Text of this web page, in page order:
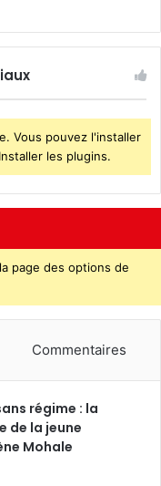
Vous pouvez l'installer
les plugins.
page des options de
Commentaires
régime : la
de la jeune
Mohale